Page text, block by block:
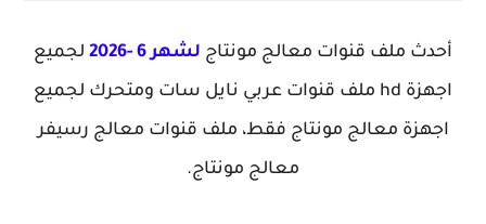
أحدث ملف قنوات معالج مونتاج لشهر 6 -2026
لجميع
اجهزة hd ملف قنوات عربي نايل سات ومتحرك لجميع
اجهزة معالج مونتاج فقط، ملف قنوات معالج رسيفر
معالج مونتاج.